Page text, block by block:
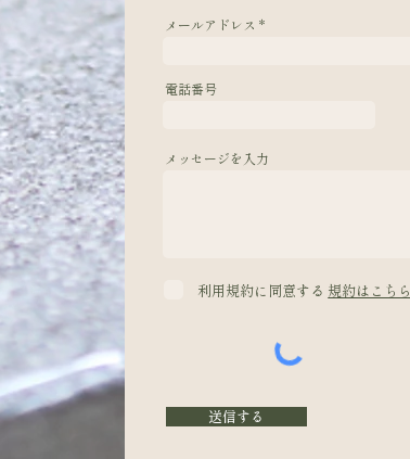
メールアドレス
電話番号
メッセージを入力
利用規約に同意する 規約はこちら
送信する